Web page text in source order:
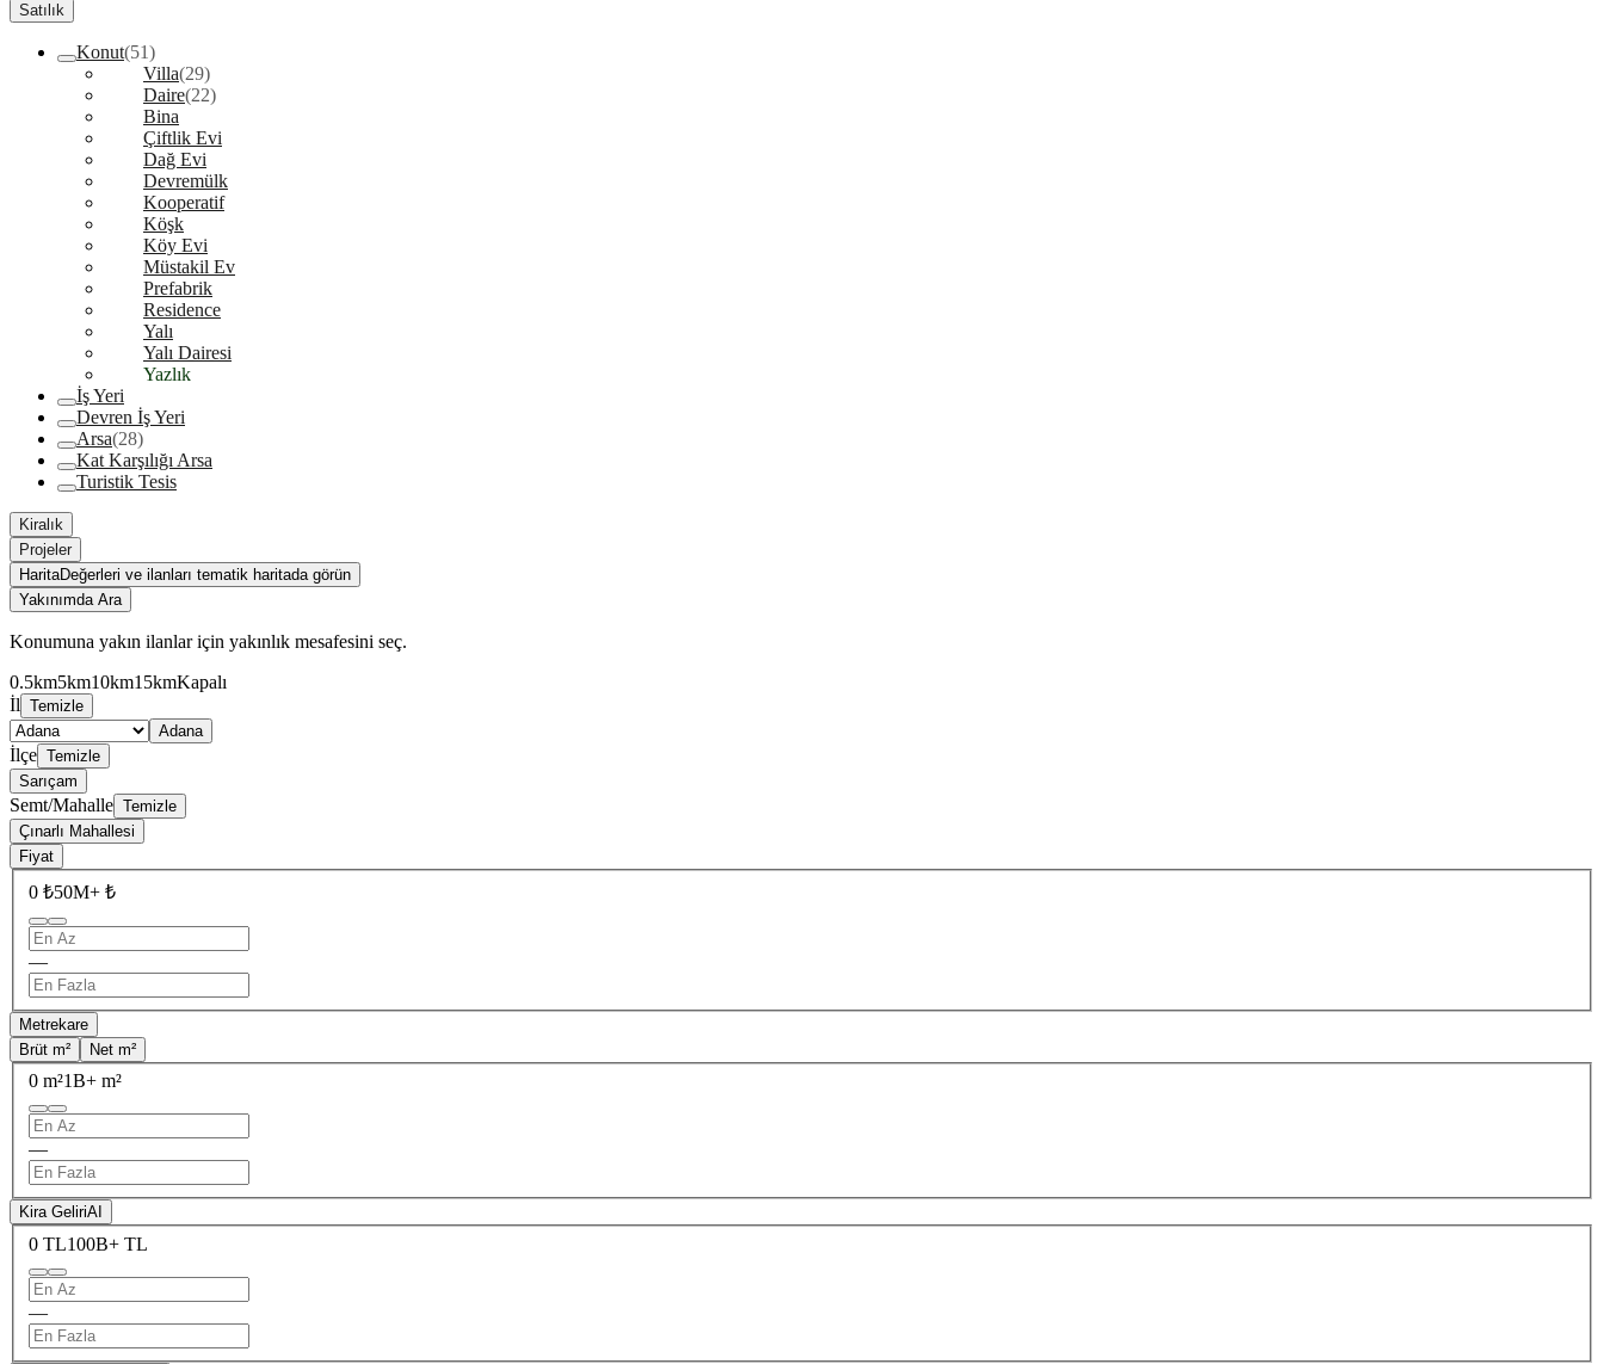
Satılık
Konut(51)
Villa(29)
Daire(22)
Bina
Çiftlik Evi
Dağ Evi
Devremülk
Kooperatif
Köşk
Köy Evi
Müstakil Ev
Prefabrik
Residence
Yalı
Yalı Dairesi
Yazlık
İş Yeri
Devren İş Yeri
Arsa(28)
Kat Karşılığı Arsa
Turistik Tesis
Kiralık
Projeler
HaritaDeğerleri ve ilanları tematik haritada görün
Yakınımda Ara
Konumuna yakın ilanlar için yakınlık mesafesini seç.
0.5km5km10km15kmKapalı
İl Temizle
Adana
İlçe Temizle
Sarıçam
Semt/Mahalle Temizle
Çınarlı Mahallesi
Fiyat
0 ₺50M+ ₺
—
Metrekare
Brüt m²
Net m²
0 m²1B+ m²
—
Kira GeliriAI
0 TL100B+ TL
—